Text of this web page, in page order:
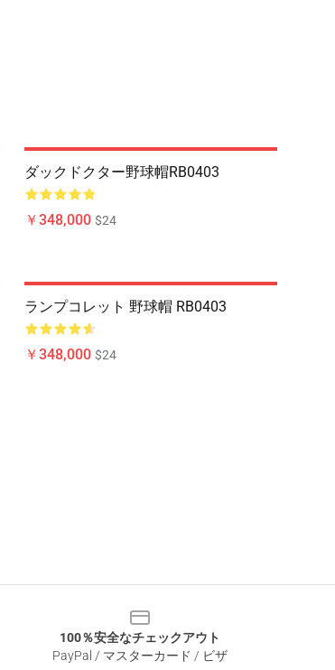
ダックドクター野球帽RB0403
￥348,000 $24
ランプコレット 野球帽 RB0403
￥348,000 $24
100％安全なチェックアウト
PayPal / マスターカード / ビザ